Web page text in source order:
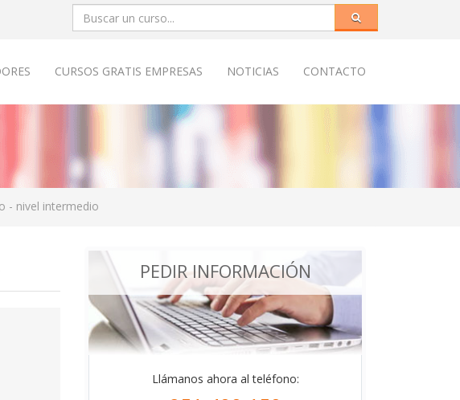
CURSOS GRATIS EMPRESAS NOTICIAS CONTACTO
- nivel intermedio
PEDIR INFORMACIÓN
Llámanos ahora al teléfono: